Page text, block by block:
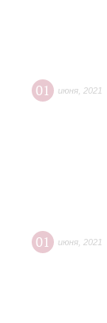
01 июня 2021
01 июня 2021